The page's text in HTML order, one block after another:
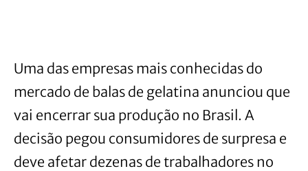
Uma das empresas mais conhecidas do
mercado de balas de gelatina anunciou que
vai encerrar sua produção no Brasil. A
decisão pegou consumidores de surpresa e
deve afetar dezenas de trabalhadores no